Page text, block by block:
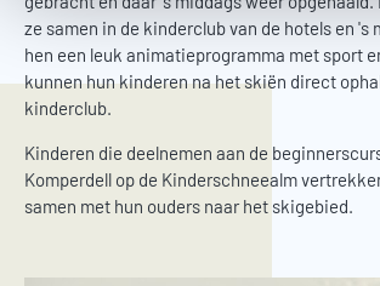
ze samen in de kinderclub van de hotels en 's
hen een leuk animatieprogramma met sport
kunnen hun kinderen na het skiën direct
kinderclub.
Kinderen die deelnemen aan de
Komperdell op de Kinderschneealm
samen met hun ouders naar het skigebied.